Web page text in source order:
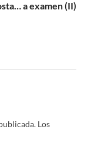
a examen (II)
Los